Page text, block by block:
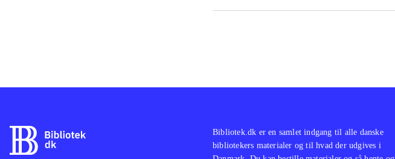
Bibliotek.dk er en samlet indgang til alle danske
bibliotekers materialer og til hvad der udgives i